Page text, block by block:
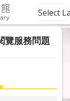
Select
覽服務問題